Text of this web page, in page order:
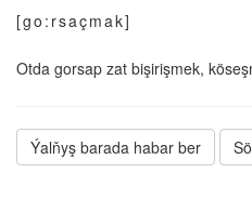
[go:rsaçmak]
Otda gorsap zat bişirişmek,
Ýalňyş barada habar ber